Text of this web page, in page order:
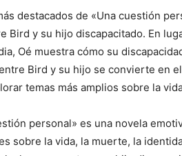
destacados de «Una cuestión
Bird y su hijo discapacitado. En
Oé muestra cómo su
Bird y su hijo se convierte en
temas más amplios sobre la
personal» es una novela
sobre la vida, la muerte, la